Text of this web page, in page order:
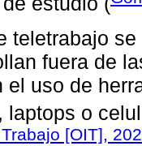
teletrabajo
fuera de
el uso de
laptops o
[OIT],